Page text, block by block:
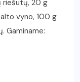
riešutų, 20 g
vyno, 100 g
Gaminame: